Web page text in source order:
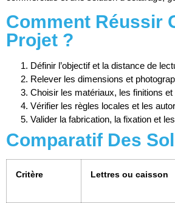
Comment Réussir
Projet ?
Définir l’objectif et la distance de
Relever les dimensions et
Choisir les matériaux, les finitions et
Vérifier les règles locales et les
Valider la fabrication, la fixation et
Comparatif Des
Critère Lettres ou caisson